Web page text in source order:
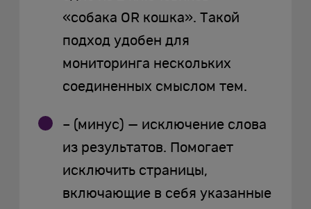
«собака OR кошка». Такой
подход удобен для
мониторинга нескольких
соединенных смыслом тем.
– (минус) — исключение слова
из результатов. Помогает
исключить страницы,
включающие в себя указанные